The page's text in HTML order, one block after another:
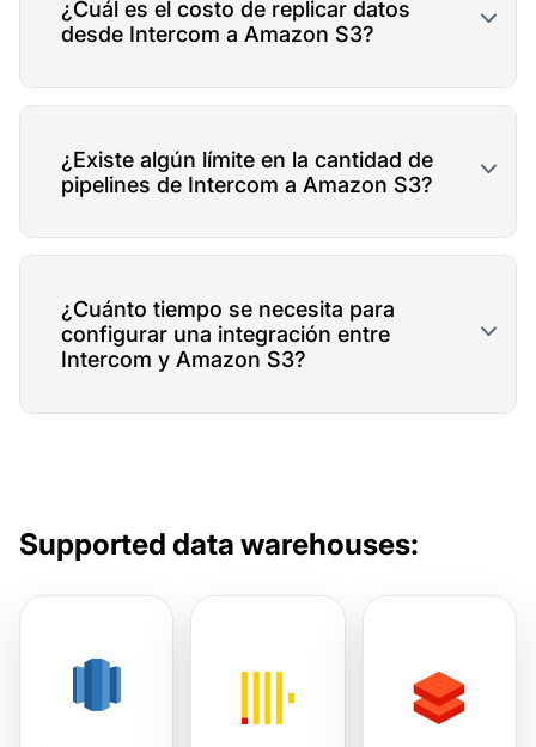
¿Cuál es el costo de replicar datos
desde Intercom a Amazon S3?
¿Existe algún límite en la cantidad de
pipelines de Intercom a Amazon S3?
¿Cuánto tiempo se necesita para
configurar una integración entre
Intercom y Amazon S3?
Supported data warehouses: